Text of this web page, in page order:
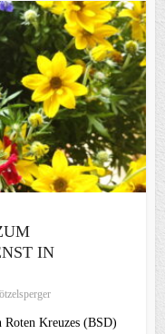
IN
Roten Kreuzes (BSD)